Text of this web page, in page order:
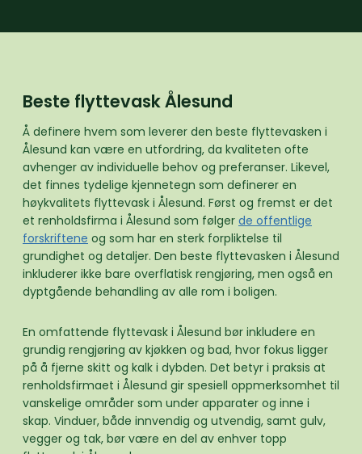
Beste flyttevask Ålesund
Å definere hvem som leverer den beste flyttevasken i
Ålesund kan være en utfordring, da kvaliteten ofte
avhenger av individuelle behov og preferanser. Likevel,
det finnes tydelige kjennetegn som definerer en
høykvalitets flyttevask i Ålesund. Først og fremst er det
et renholdsfirma i Ålesund som følger de offentlige
forskriftene og som har en sterk forpliktelse til
grundighet og detaljer. Den beste flyttevasken i Ålesund
inkluderer ikke bare overflatisk rengjøring, men også en
dyptgående behandling av alle rom i boligen.
En omfattende flyttevask i Ålesund bør inkludere en
grundig rengjøring av kjøkken og bad, hvor fokus ligger
på å fjerne skitt og kalk i dybden. Det betyr i praksis at
renholdsfirmaet i Ålesund gir spesiell oppmerksomhet til
vanskelige områder som under apparater og inne i
skap. Vinduer, både innvendig og utvendig, samt gulv,
vegger og tak, bør være en del av enhver topp